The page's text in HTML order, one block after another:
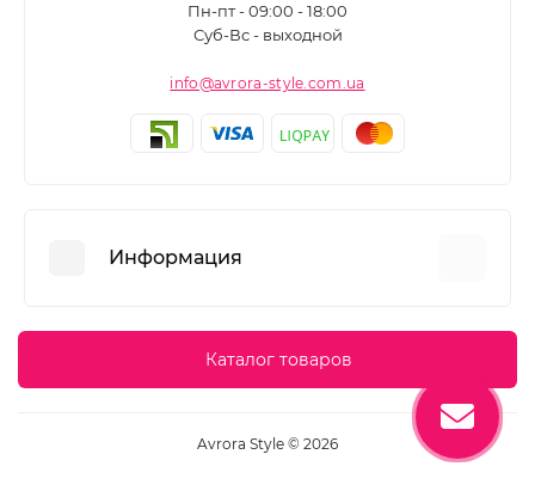
Пн-пт - 09:00 - 18:00
Суб-Вс - выходной
info@avrora-style.com.ua
Информация
Пользовательское соглашение
Каталог товаров
Avrora Style © 2026